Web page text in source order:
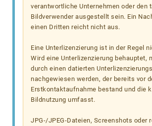
verantwortliche Unternehmen oder den
Bildverwender ausgestellt sein. Ein
einen Dritten reicht nicht aus.
Eine Unterlizenzierung ist in der Regel
Wird eine Unterlizenzierung behauptet,
durch einen datierten
nachgewiesen werden, der bereits vor
Erstkontaktaufnahme bestand und die
Bildnutzung umfasst.
JPG-/JPEG-Dateien, Screenshots oder